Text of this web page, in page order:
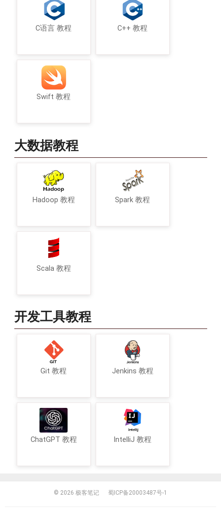
C语言 教程 C++ 教程
Swift 教程
大数据教程
Hadoop 教程 Spark 教程
Scala 教程
开发工具教程
Git 教程 Jenkins 教程
ChatGPT 教程 IntelliJ 教程
© 2026 极客笔记 蜀ICP备20003487号-1